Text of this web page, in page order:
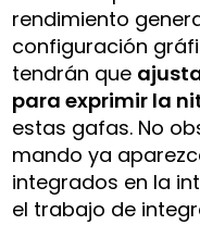
rendimiento
configuración
tendrán que
para exprimir la
estas gafas. No
mando ya
integrados en la
el trabajo de